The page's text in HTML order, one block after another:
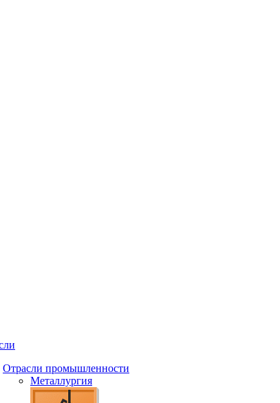
Отрасли промышленности
Металлургия